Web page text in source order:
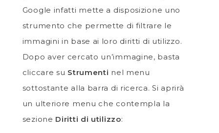
Google infatti mette a disposizione uno
strumento che permette di filtrare le
immagini in base ai loro diritti di utilizzo.
Dopo aver cercato un’immagine, basta
cliccare su Strumenti nel menu
sottostante alla barra di ricerca. Si aprirà
un ulteriore menu che contempla la
sezione Diritti di utilizzo: